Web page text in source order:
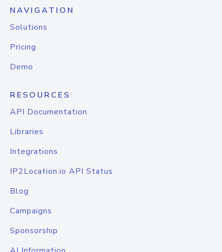
NAVIGATION
Solutions
Pricing
Demo
RESOURCES
API Documentation
Libraries
Integrations
IP2Location.io API Status
Blog
Campaigns
Sponsorship